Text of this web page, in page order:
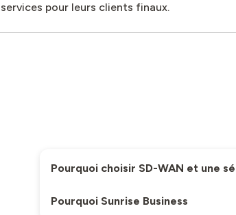
services pour leurs clients finaux.
Pourquoi choisir SD-WAN et une
Pourquoi Sunrise Business